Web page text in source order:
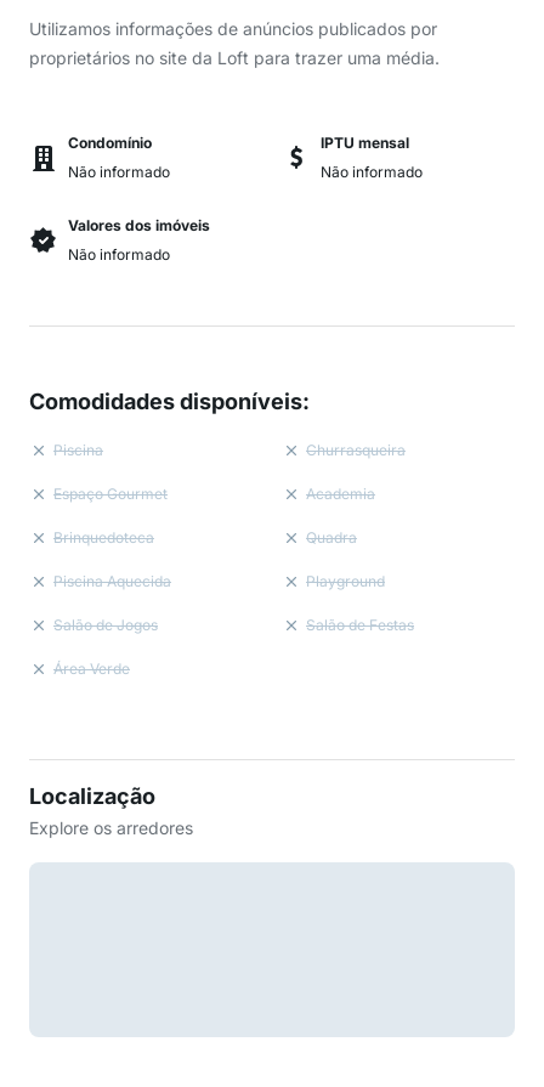
Utilizamos informações de anúncios publicados por
proprietários no site da Loft para trazer uma média.
Condomínio
Não informado
IPTU mensal
Não informado
Valores dos imóveis
Não informado
Comodidades disponíveis:
Piscina Churrasqueira
Espaço Gourmet Academia
Brinquedoteca Quadra
Piscina Aquecida Playground
Salão de Jogos Salão de Festas
Área Verde
Localização
Explore os arredores